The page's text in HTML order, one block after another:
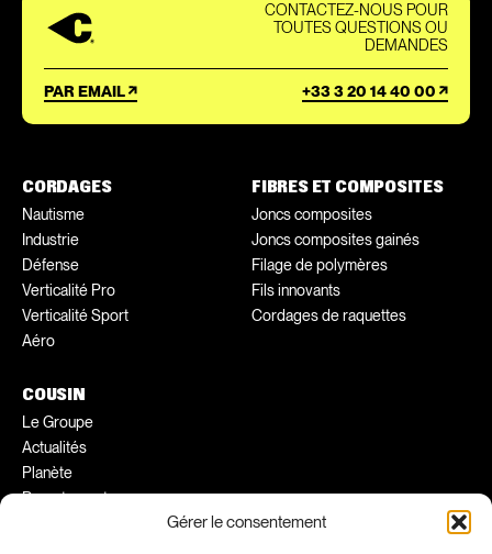
Gérer le consentement
CONTACTEZ-NOUS POUR
TOUTES QUESTIONS OU
DEMANDES
PAR EMAIL +33 3 20 14 40 00
CORDAGES
Nautisme
Industrie
Défense
Verticalité Pro
Verticalité Sport
Aéro
FIBRES ET COMPOSITES
Joncs composites
Joncs composites gainés
Filage de polymères
Fils innovants
Cordages de raquettes
COUSIN
Le Groupe
Actualités
Planète
Recrutement